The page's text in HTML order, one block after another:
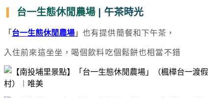
台一生態休閒農場 | 午茶時光
「 台一生態休閒農場 」 也有提供簡餐和下午茶，
入住前來這坐坐，喝個飲料吃個鬆餅也相當不錯